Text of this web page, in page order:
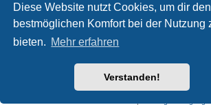
Diese Website nutzt Cookies, um dir den
bestmöglichen Komfort bei der Nutzung
bieten. Mehr erfahren
Verstanden!
Powered byphpBB® Forum Software ©